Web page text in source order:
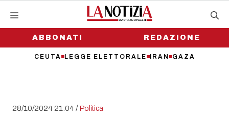
contenutoABBONATI
CEUTA LEGGE ELETTORALE IRAN GAZA
REDAZIONE
28/10/2024 21:04/Politica